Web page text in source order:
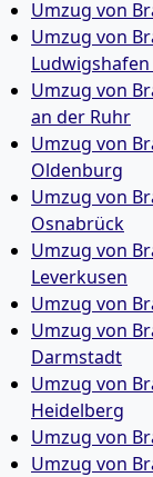
Umzug von
Umzug von
Ludwigshafen
Umzug von
an der Ruhr
Umzug von
Oldenburg
Umzug von
Osnabrück
Umzug von
Leverkusen
Umzug von
Umzug von
Darmstadt
Umzug von
Heidelberg
Umzug von
Umzug von